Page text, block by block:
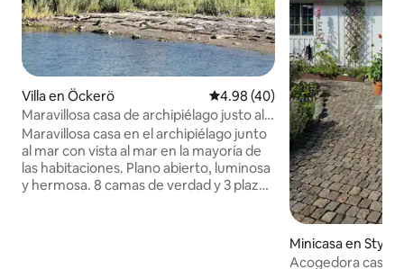
Villa en Öckerö Calificación promedio: 4.98 de
4.98 (40)
Maravillosa casa de archipiélago justo al
lado del mar
Maravillosa casa en el archipiélago junto
al mar con vista al mar en la mayoría de
las habitaciones. Plano abierto, luminosa
y hermosa. 8 camas de verdad y 3 plazas
Minicasa en Styrsö
Acogedora casa